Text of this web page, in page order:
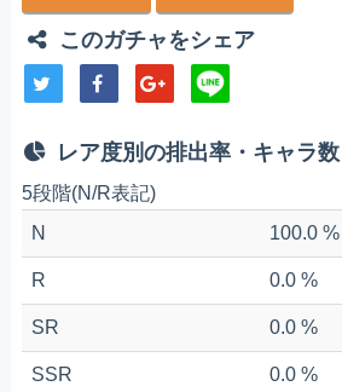
このガチャをシェア
レア度別の排出率・キャラ数
5段階(N/R表記)
N
100.0 %
R 0.0 %
SR 0.0 %
SSR 0.0 %